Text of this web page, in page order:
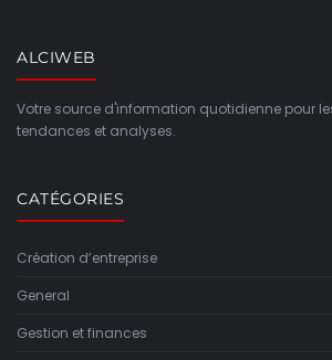
ALCIWEB
Votre source d'information quotidienne pour
tendances et analyses.
CATÉGORIES
Création d’entreprise
General
Gestion et finances